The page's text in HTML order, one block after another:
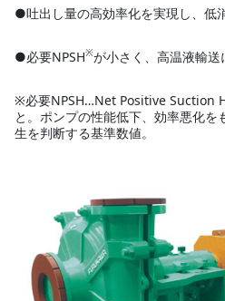
●吐出し量の高効率化を実現し、低
●必要NPSH※が小さく、高温液輸送
※必要NPSH…Net Positive Suction
と。ポンプの性能低下、効率悪化を
生を判断する基準数値。